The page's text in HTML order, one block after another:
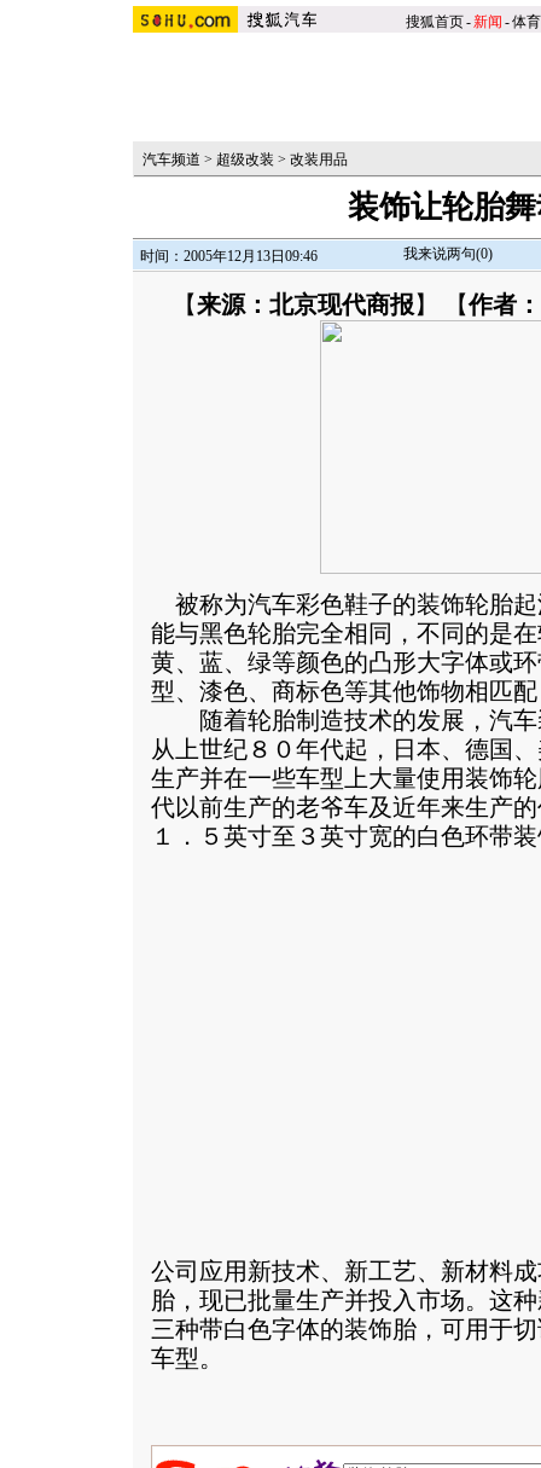
搜狐首页-新闻 -体育
汽车频道 > 超级改装 > 改装用品
装饰让轮胎
时间：2005年12月13日09:46 我来说两句(0)
【来源：北京现代商报 】 【作者
被称为汽车彩色鞋子的装饰轮胎
能与黑色轮胎完全相同，不同的是
黄、蓝、绿等颜色的凸形大字体或
型、漆色、商标色等其他饰物相匹
随着轮胎制造技术的发展，汽车
从上世纪８０年代起，日本、德国
生产并在一些车型上大量使用装饰
代以前生产的老爷车及近年来生产
１．５英寸至３英寸宽的白色环带
公司应用新技术、新工艺、新材料
胎，现已批量生产并投入市场。这
三种带白色字体的装饰胎，可用于
车型。